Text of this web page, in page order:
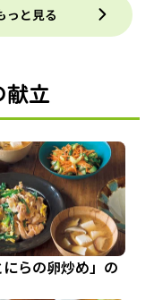
っと見る
献立
にらの卵炒め」の